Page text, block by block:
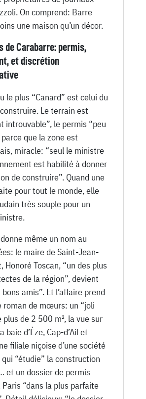
On comprend: Barre
une maison qu’un décor.
de Carabarre: permis,
et discrétion
le plus “Canard” est celui du
Le terrain est
introuvable”, le permis “peu
que la zone est
miracle: “seul le ministre
est habilité à donner
de construire”. Quand une
pour tout le monde, elle
très souple pour un
même un nom au
le maire de Saint-Jean-
Honoré Toscan, “un des plus
de la région”, devient
amis”. Et l’affaire prend
roman de mœurs: un “joli
de 2 500 m², la vue sur
baie d’Èze, Cap-d’Ail et
filiale niçoise d’une société
“étudie” la construction
et un dossier de permis
“dans la plus parfaite